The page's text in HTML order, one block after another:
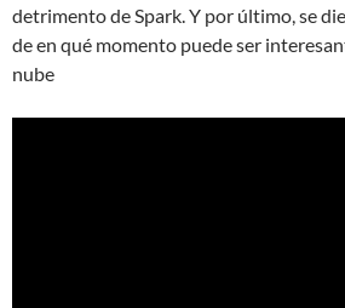
detrimento de Spark. Y por último, se
de en qué momento puede ser
nube